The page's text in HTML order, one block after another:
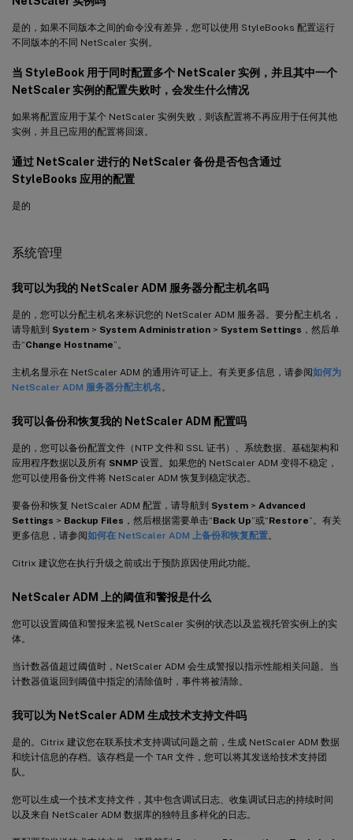
是的，如果不同版本之间的命令没有差异，您可以使用 StyleBooks 配置运行
不同版本的不同 NetScaler 实例。
当 StyleBook 用于同时配置多个 NetScaler 实例，并且其中一个
NetScaler 实例的配置失败时，会发生什么情况
如果将配置应用于某个 NetScaler 实例失败，则该配置将不再应用于任何其他
实例，并且已应用的配置将回滚。
通过 NetScaler 进行的 NetScaler 备份是否包含通过
StyleBooks 应用的配置
是的
系统管理
我可以为我的 NetScaler ADM 服务器分配主机名吗
是的，您可以分配主机名来标识您的 NetScaler ADM 服务器。要分配主机名，
请导航到 System > System Administration > System Settings ，然后单
击“Change Hostname”。
主机名显示在 NetScaler ADM 的通用许可证上。有关更多信息，请参阅如何为
NetScaler ADM 服务器分配主机名 。
我可以备份和恢复我的 NetScaler ADM 配置吗
是的，您可以备份配置文件（NTP 文件和 SSL 证书）、系统数据、基础架构和
应用程序数据以及所有 SNMP 设置。如果您的 NetScaler ADM 变得不稳定，
您可以使用备份文件将 NetScaler ADM 恢复到稳定状态。
要备份和恢复 NetScaler ADM 配置，请导航到 System > Advanced
Settings > Backup Files ，然后根据需要单击“Back Up”或“Restore”。有关
更多信息，请参阅如何在 NetScaler ADM 上备份和恢复配置。
Citrix 建议您在执行升级之前或出于预防原因使用此功能。
NetScaler ADM 上的阈值和警报是什么
您可以设置阈值和警报来监视 NetScaler 实例的状态以及监视托管实例上的实
体。
当计数器值超过阈值时，NetScaler ADM 会生成警报以指示性能相关问题。当
计数器值返回到阈值中指定的清除值时，事件将被清除。
我可以为 NetScaler ADM 生成技术支持文件吗
是的。Citrix 建议您在联系技术支持调试问题之前，生成 NetScaler ADM 数据
和统计信息的存档。该存档是一个 TAR 文件，您可以将其发送给技术支持团
队。
您可以生成一个技术支持文件，其中包含调试日志、收集调试日志的持续时间
以及来自 NetScaler ADM 数据库的独特且多样化的日志。